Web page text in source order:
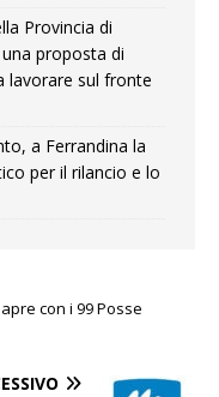
Provincia di
proposta di
lavorare sul fronte
a Ferrandina la
per il rilancio e lo
con i 99 Posse